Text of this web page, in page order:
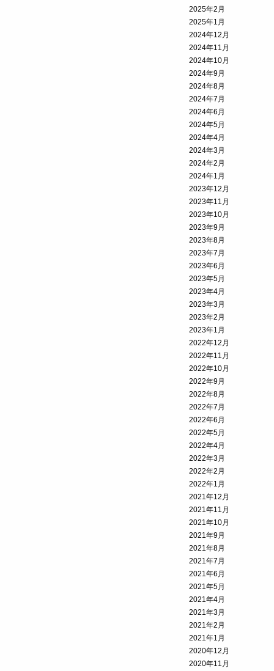
2025年2月
2025年1月
2024年12月
2024年11月
2024年10月
2024年9月
2024年8月
2024年7月
2024年6月
2024年5月
2024年4月
2024年3月
2024年2月
2024年1月
2023年12月
2023年11月
2023年10月
2023年9月
2023年8月
2023年7月
2023年6月
2023年5月
2023年4月
2023年3月
2023年2月
2023年1月
2022年12月
2022年11月
2022年10月
2022年9月
2022年8月
2022年7月
2022年6月
2022年5月
2022年4月
2022年3月
2022年2月
2022年1月
2021年12月
2021年11月
2021年10月
2021年9月
2021年8月
2021年7月
2021年6月
2021年5月
2021年4月
2021年3月
2021年2月
2021年1月
2020年12月
2020年11月